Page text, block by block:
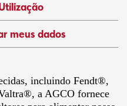
meus dados
incluindo Fendt®,
a AGCO fornece